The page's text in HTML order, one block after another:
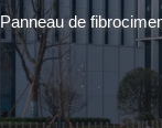
Panneau de